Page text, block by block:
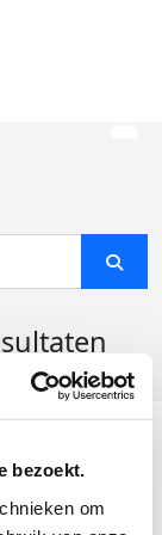
bezoekt.
om